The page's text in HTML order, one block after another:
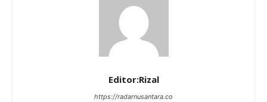
Editor:Rizal
https://radarnusantara.co